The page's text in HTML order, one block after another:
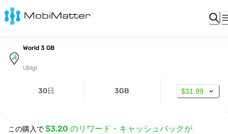
World 3 GB
Ubigi
30日 3GB $31.99
この購入で$3.20 のリワード・キャッシュバックが